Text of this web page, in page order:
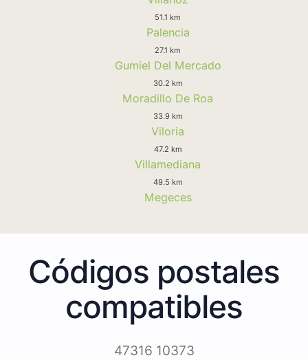
51.1 km
Palencia
27.1 km
Gumiel Del Mercado
30.2 km
Moradillo De Roa
33.9 km
Viloria
47.2 km
Villamediana
49.5 km
Megeces
Códigos postales
compatibles
47316 10373